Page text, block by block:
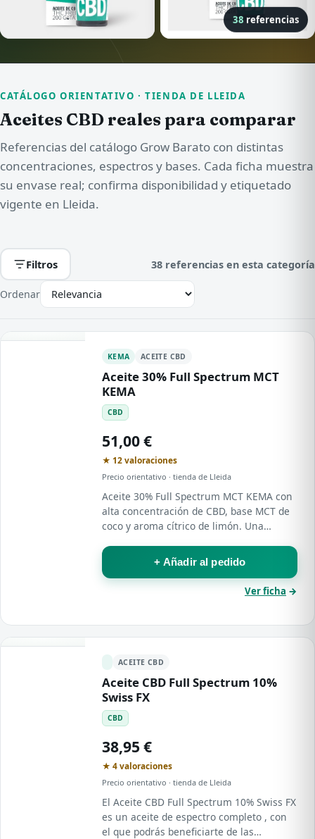
38 referencias
CATÁLOGO ORIENTATIVO · TIENDA DE LLEIDA
Aceites CBD reales para comparar
Referencias del catálogo Grow Barato con distintas
concentraciones, espectros y bases. Cada ficha muestra
su envase real; confirma disponibilidad y etiquetado
vigente en Lleida.
Filtros 38 referencias en esta categoría
Ordenar
KEMA ACEITE CBD
Aceite 30% Full Spectrum MCT
KEMA
CBD
51,00 €
★ 12 valoraciones
Precio orientativo · tienda de Lleida
Aceite 30% Full Spectrum MCT KEMA con
alta concentración de CBD, base MCT de
coco y aroma cítrico de limón. Una
para usuarios con experiencia que
buscan la…
+ Añadir al pedido
Ver ficha →
ACEITE CBD
Aceite CBD Full Spectrum 10%
Swiss FX
CBD
38,95 €
★ 4 valoraciones
Precio orientativo · tienda de Lleida
El Aceite CBD Full Spectrum 10% Swiss FX
es un aceite de espectro completo , con
el que podrás beneficiarte de las